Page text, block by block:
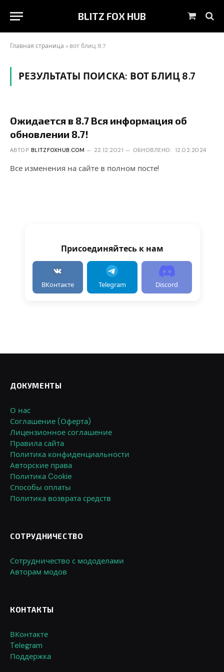
BLITZ FOX HUB Корзина
Главная страница » вот блиц 8.7
РЕЗУЛЬТАТЫ ПОИСКА: ВОТ БЛИЦ 8.7
Ожидается в 8.7 Вся информация об
обновлении 8.7!
АВТОР BLITZFOXHUB.COM 22.12.2021 ОБНОВЛЕНО: 12.02.2024
Все изменения на сайте в полном посте!
Присоединяйтесь к нам
ВКонтакте Telegram Discord
ДОКУМЕНТЫ
О нас
Соглашение (Оферта)
Лицензионное соглашение
Правила сайта
Политика конфиденциальности
Авторские права
Политика Cookie
Способы оплаты
Политика возврата средств
СОТРУДНИЧЕСТВО
Сотрудничество с мододелами
Авторам модов
КОНТАКТЫ
ВКонтакте
Telegram
Поддержка